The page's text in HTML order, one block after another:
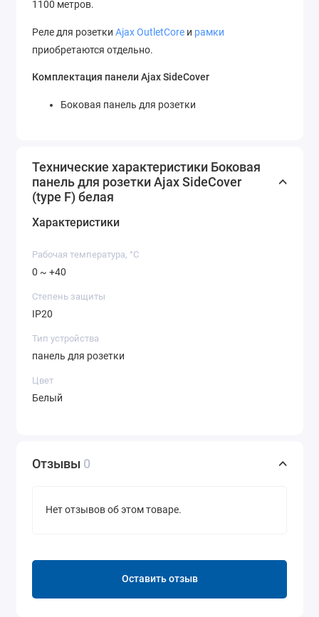
1100 метров.
Реле для розетки Ajax OutletCore и рамки
приобретаются отдельно.
Комплектация панели Ajax SideCover
Боковая панель для розетки
Технические характеристики Боковая
панель для розетки Ajax SideCover
(type F) белая
Характеристики
Рабочая температура, °C
0 ~ +40
Степень защиты
IP20
Тип устройства
панель для розетки
Цвет
Белый
Отзывы 0
Нет отзывов об этом товаре.
Оставить отзыв